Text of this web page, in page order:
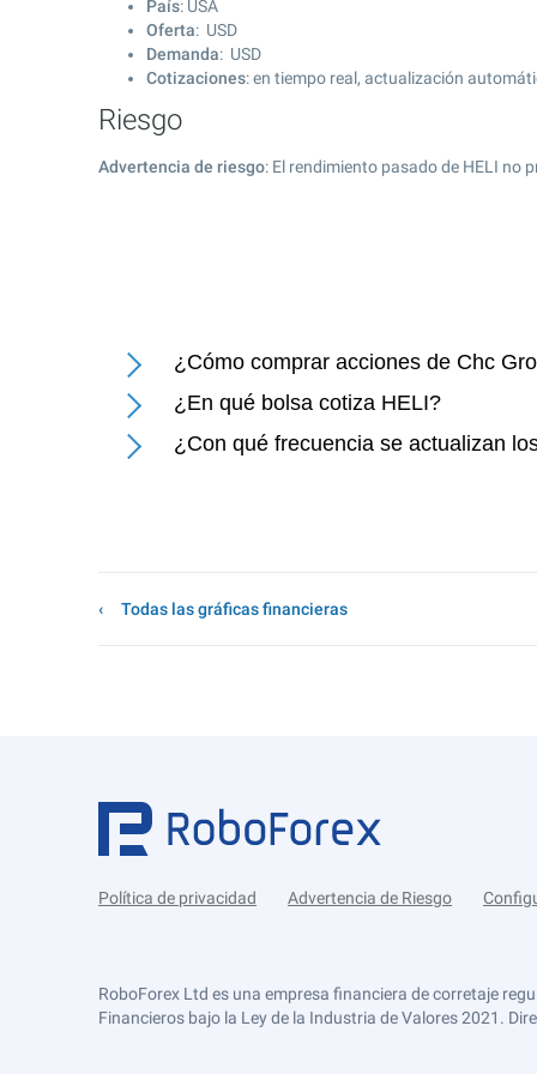
País: USA
Oferta: USD
Demanda: USD
Cotizaciones: en tiempo real, actualización
Riesgo
Advertencia de riesgo: El rendimiento pasado de HELI no
¿Cómo comprar acciones de Chc
¿En qué bolsa cotiza HELI?
¿Con qué frecuencia se actualizan
Todas las gráficas financieras
Política de privacidad Advertencia de Riesgo
RoboForex Ltd es una empresa financiera de corretaje
Financieros bajo la Ley de la Industria de Valores 2021.